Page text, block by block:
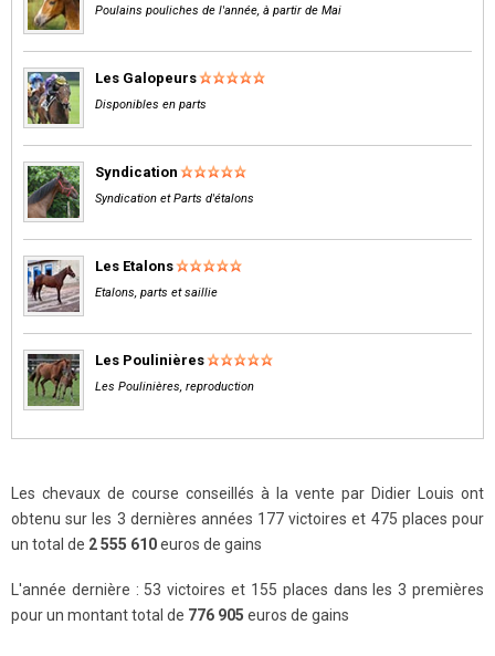
Poulains pouliches de l'année, à partir de Mai
Les Galopeurs
Disponibles en parts
Syndication
Syndication et Parts d'étalons
Les Etalons
Etalons, parts et saillie
Les Poulinières
Les Poulinières, reproduction
Les chevaux de course conseillés à la vente par Didier Louis ont
obtenu sur les 3 dernières années 177 victoires et 475 places pour
un total de 2 555 610euros de gains
L'année dernière : 53 victoires et 155 places dans les 3 premières
pour un montant total de 776 905 euros de gains